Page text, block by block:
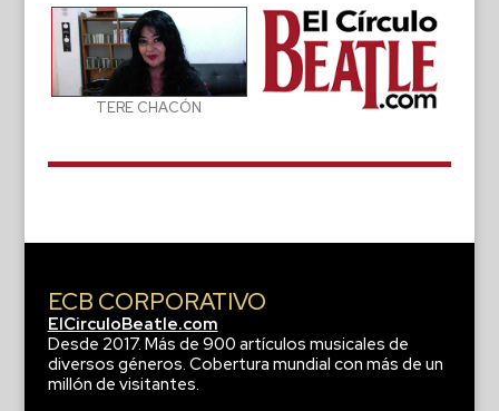
TERE CHACÓN
ECB CORPORATIVO
ElCirculoBeatle.com
Desde 2017. Más de 900 artículos musicales de
diversos géneros. Cobertura mundial con más de un
millón de visitantes.